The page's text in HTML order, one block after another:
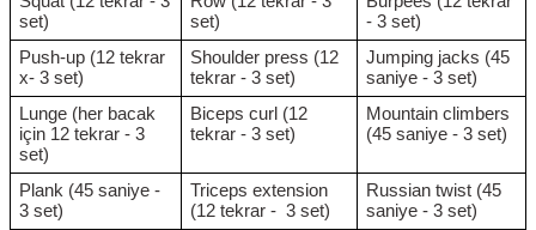
set)
set)
- 3 set)
Push-up (12 tekrar
x- 3 set)
Shoulder press (12
tekrar - 3 set)
Jumping jacks (45
saniye - 3 set)
Lunge (her bacak
için 12 tekrar - 3
set)
Biceps curl (12
tekrar - 3 set)
Mountain climbers
(45 saniye - 3 set)
Plank (45 saniye -
3 set)
Triceps extension
(12 tekrar - 3 set)
Russian twist (45
saniye - 3 set)